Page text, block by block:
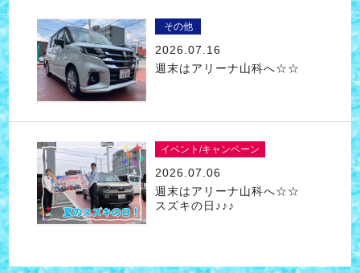
その他
2026.07.16
週末はアリーナ山科へ☆☆
イベント/キャンペーン
2026.07.06
週末はアリーナ山科へ☆☆
スズキの日♪♪♪